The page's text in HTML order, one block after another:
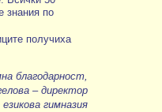
знания по
получиха
благодарност,
– директор
гимназия